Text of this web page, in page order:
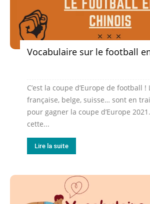
Vocabulaire sur le football
C’est la coupe d’Europe de football !
française, belge, suisse… sont en
pour gagner la coupe d’Europe 2021.
cette...
Lire la suite